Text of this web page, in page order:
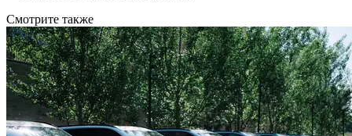
Смотрите также